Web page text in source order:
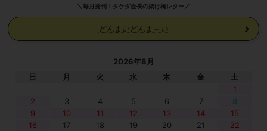
＼毎月発刊！タケダ会長の架け橋レター／
どんまいどんま～い
2026年8月
日
月 火 水 木 金
土
1
2
3 4 5 6 7
8
9
10 11 12 13 14
15
16
17 18 19 20 21
22